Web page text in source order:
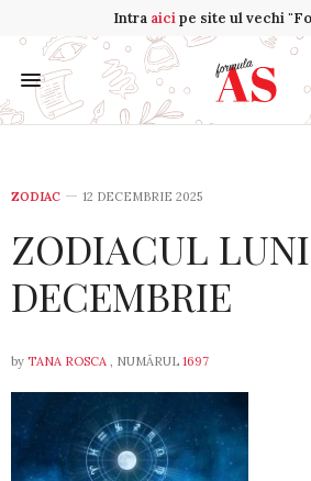
Intra aicipe site ul vechi
ZODIAC 12 DECEMBRIE 2025
ZODIACUL
DECEMBRIE
by TANA ROSCA , NUMĂRUL 1697